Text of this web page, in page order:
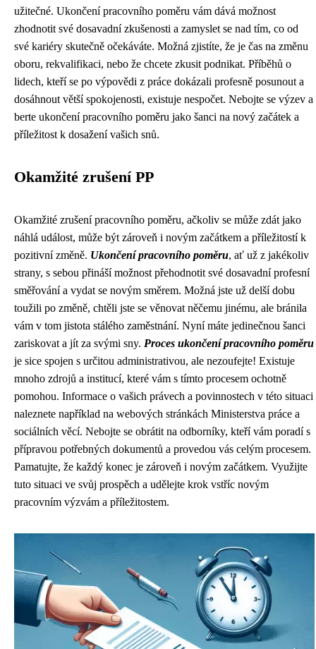
užitečné. Ukončení pracovního poměru vám dává možnost
zhodnotit své dosavadní zkušenosti a zamyslet se nad tím, co od
své kariéry skutečně očekáváte. Možná zjistíte, že je čas na změnu
oboru, rekvalifikaci, nebo že chcete zkusit podnikat. Příběhů o
lidech, kteří se po výpovědi z práce dokázali profesně posunout a
dosáhnout větší spokojenosti, existuje nespočet. Nebojte se výzev a
berte ukončení pracovního poměru jako šanci na nový začátek a
příležitost k dosažení vašich snů.
Okamžité zrušení PP
Okamžité zrušení pracovního poměru, ačkoliv se může zdát jako
náhlá událost, může být zároveň i novým začátkem a příležitostí k
pozitivní změně. Ukončení pracovního poměru, ať už z jakékoliv
strany, s sebou přináší možnost přehodnotit své dosavadní profesní
směřování a vydat se novým směrem. Možná jste už delší dobu
toužili po změně, chtěli jste se věnovat něčemu jinému, ale bránila
vám v tom jistota stálého zaměstnání. Nyní máte jedinečnou šanci
zariskovat a jít za svými sny. Proces ukončení pracovního poměru
je sice spojen s určitou administrativou, ale nezoufejte! Existuje
mnoho zdrojů a institucí, které vám s tímto procesem ochotně
pomohou. Informace o vašich právech a povinnostech v této situaci
naleznete například na webových stránkách Ministerstva práce a
sociálních věcí. Nebojte se obrátit na odborníky, kteří vám poradí s
přípravou potřebných dokumentů a provedou vás celým procesem.
Pamatujte, že každý konec je zároveň i novým začátkem. Využijte
tuto situaci ve svůj prospěch a udělejte krok vstříc novým
pracovním výzvám a příležitostem.